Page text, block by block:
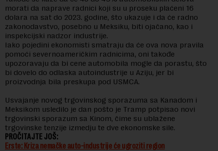
morati da naprave radnici koji su u proseku plaćeni 16
dolara na sat do 2023. godine, što ukazuje i da će radno
zakonodavstvo, posebno u Meksiku, biti ojačano, kao i
inspekcijski nadzor industrije.
Iako pojedini ekonomisti smatraju da će ova nova pravila
pomoći severnoameričkim radnicima, oni takođe
upozoravaju da bi cene automobila mogle da porastu, što
bi dovelo do odlaska autoindustrije u Aziju, jer bi
proizvodnja bila preskupa pod USMCA.
Usvajanje novog trgovinskog sporazuma sa Kanadom i
Meksikom usledilo je dan pošto je Tramp potpisao novi
trgovinski sporazum sa Kinom, čime su ublažene
trgovinske tenzije izmedju te dve ekonomske sile.
PROČITAJTE JOŠ:
Erste: Kriza nemačke auto-industrije će ugroziti region